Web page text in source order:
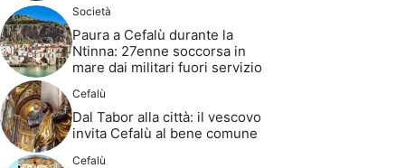
Società
Paura a Cefalù durante la
Ntinna: 27enne soccorsa in
mare dai militari fuori servizio
Cefalù
Dal Tabor alla città: il vescovo
invita Cefalù al bene comune
Cefalù